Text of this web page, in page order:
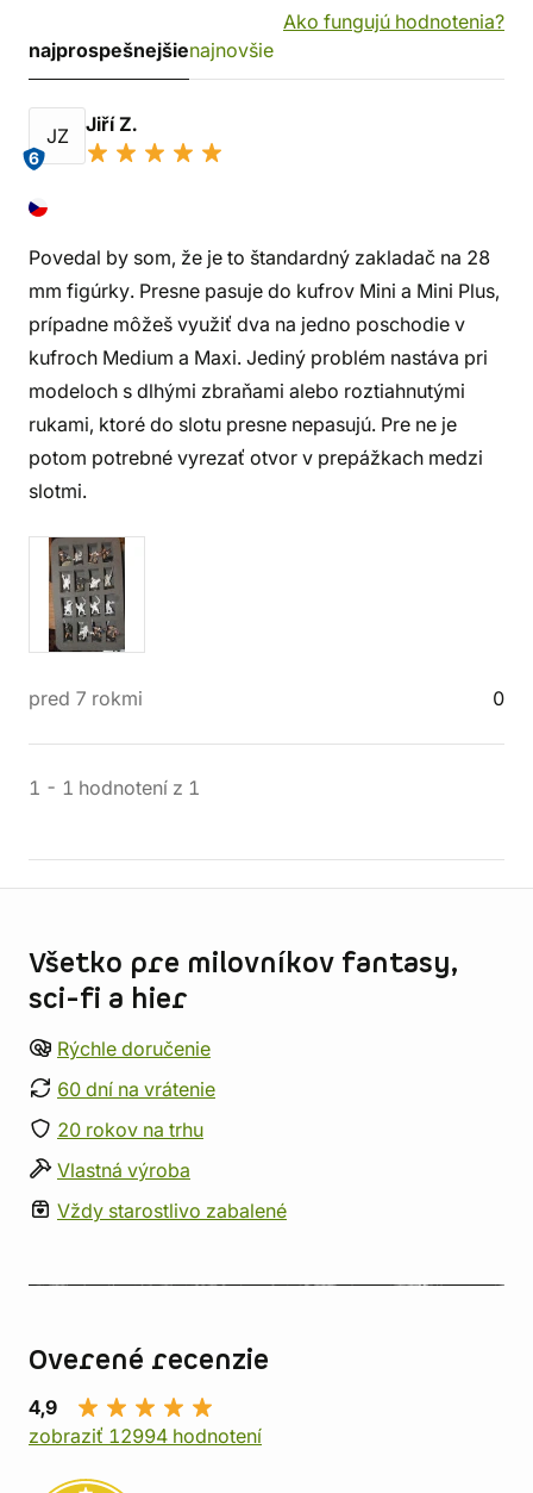
Ako fungujú hodnotenia?
najprospešnejšienajnovšie
JZ
6
Jiří Z.
Povedal by som, že je to štandardný zakladač na 28
mm figúrky. Presne pasuje do kufrov Mini a Mini Plus,
prípadne môžeš využiť dva na jedno poschodie v
kufroch Medium a Maxi. Jediný problém nastáva pri
modeloch s dlhými zbraňami alebo roztiahnutými
rukami, ktoré do slotu presne nepasujú. Pre ne je
potom potrebné vyrezať otvor v prepážkach medzi
slotmi.
pred 7 rokmi 0
1 - 1 hodnotení z 1
Všetko pre milovníkov fantasy,
sci-fi a hier
Rýchle doručenie
60 dní na vrátenie
20 rokov na trhu
Vlastná výroba
Vždy starostlivo zabalené
Overené recenzie
4,9
zobraziť 12994 hodnotení